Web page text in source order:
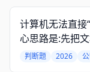
计算机无法直接
心思路是:先把
“距离”。
判断题 2026